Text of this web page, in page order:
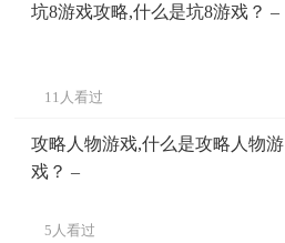
坑8游戏攻略,什么是坑8游戏？ –
11人看过
攻略人物游戏,什么是攻略人物游
戏？ –
5人看过